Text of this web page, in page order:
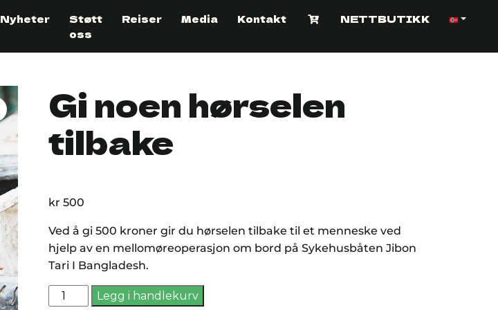
Nyheter
Støtt
oss
Reiser Media Kontakt NETTBUTIKK
Gi noen hørselen
tilbake
kr 500
Ved å gi 500 kroner gir du hørselen tilbake til et menneske ved
hjelp av en mellomøreoperasjon om bord på Sykehusbåten Jibon
Tari I Bangladesh.
Legg i handlekurv